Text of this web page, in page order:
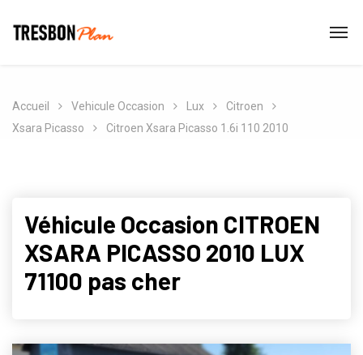
Accueil Vehicule Occasion Lux
Citroen
Xsara Picasso
Citroen Xsara Picasso 1.6i 110 2010
Véhicule Occasion CITROEN
XSARA PICASSO 2010 LUX
71100 pas cher